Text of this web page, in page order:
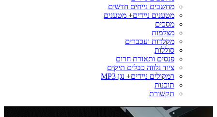
מחשבים נייחים חדשים
מטענים ניידים+ מטענים
מסכים
מצלמות
מקלדות ועכברים
סוללות
פנסים ותאורת חרום
ציוד נלווה כבלים תיקים
רמקולים ניידים+ נגן MP3
תוכנות
תקשורת